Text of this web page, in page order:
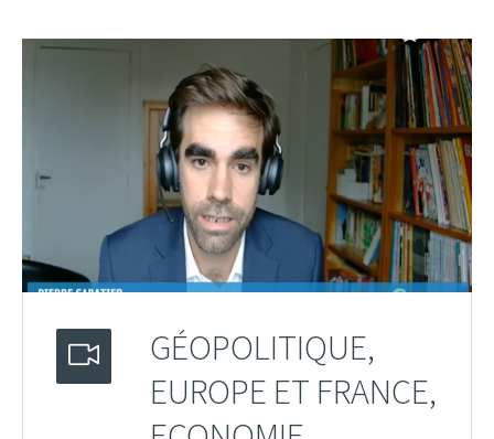
GÉOPOLITIQUE,
EUROPE ET FRANCE,